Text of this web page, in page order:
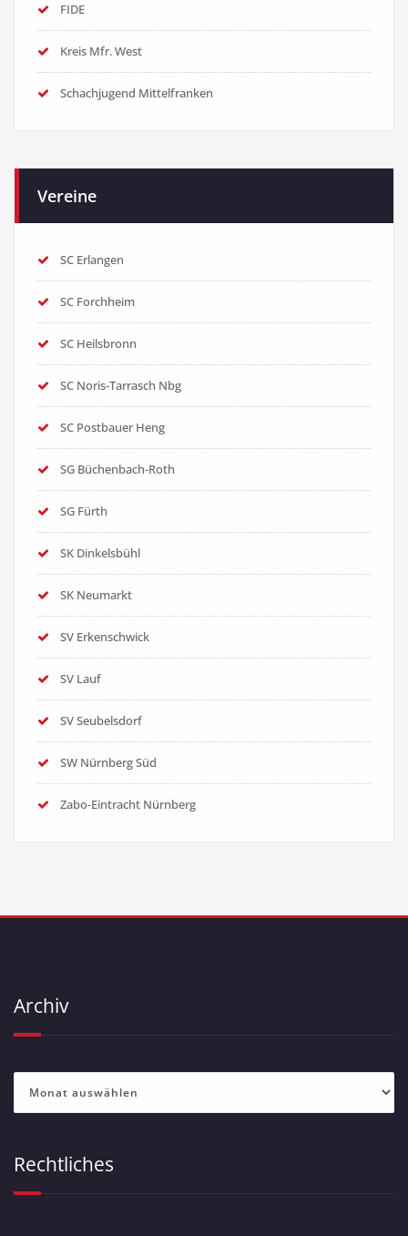
FIDE
Kreis Mfr. West
Schachjugend Mittelfranken
Vereine
SC Erlangen
SC Forchheim
SC Heilsbronn
SC Noris-Tarrasch Nbg
SC Postbauer Heng
SG Büchenbach-Roth
SG Fürth
SK Dinkelsbühl
SK Neumarkt
SV Erkenschwick
SV Lauf
SV Seubelsdorf
SW Nürnberg Süd
Zabo-Eintracht Nürnberg
Archiv
Rechtliches